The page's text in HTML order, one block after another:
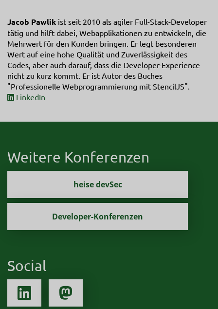
Jacob Pawlik ist seit 2010 als agiler Full-Stack-Developer
tätig und hilft dabei, Webapplikationen zu entwickeln, die
Mehrwert für den Kunden bringen. Er legt besonderen
Wert auf eine hohe Qualität und Zuverlässigkeit des
Codes, aber auch darauf, dass die Developer-Experience
nicht zu kurz kommt. Er ist Autor des Buches
"Professionelle Webprogrammierung mit StencilJS".
LinkedIn
Weitere Konferenzen
heise devSec
Developer-Konferenzen
Social